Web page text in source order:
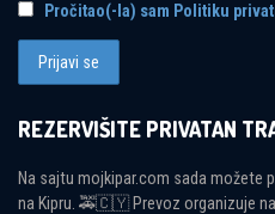
Pročitao(-la) sam Politiku
REZERVIŠITE PRIVATAN
Na sajtu mojkipar.com sada možete
na Kipru. 🚕🇨🇾 Prevoz organizuje